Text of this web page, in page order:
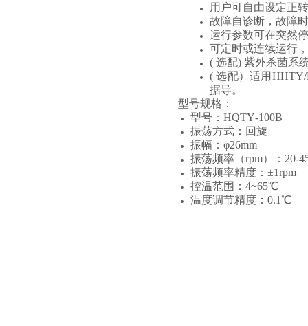
用户可自由设定正
故障自诊断，故障
运行参数可在突然
可定时或连续运行
( 选配) 紫外杀菌系
( 选配）适用
据导。
型号规格：
型号：HQTY‐100B
振荡方式：回旋
振幅：φ26mm
振荡频率（rpm）：20-
振荡频率精度：±1rpm
控温范围：4~65℃
温度调节精度：0.1℃